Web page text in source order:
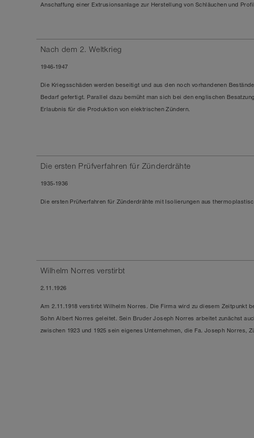
Anschaffung einer Extrusionsanlage zur Herstellung von Schläuchen und
Nach dem 2. Weltkrieg
1946-1947
Die Kriegsschäden werden beseitigt und aus den noch vorhandenen
Bedarf gefertigt. Parallel dazu bemüht man sich bei den englischen
Erlaubnis für die Produktion von elektrischen Zündern.
Die ersten Prüfverfahren für Zünderdrähte
1935-1936
Die ersten Prüfverfahren für Zünderdrähte mit Isolierungen aus
Wilhelm Norres verstirbt
2.11.1926
Am2.11.1918 verstirbt Wilhelm Norres. Die Firma wird zu diesem Zeitpunkt
Sohn Albert Norres geleitet. Sein BruderJoseph Norres arbeitet zunächst
zwischen 1923 und 1925 sein eigenes Unternehmen, die Fa. Joseph Norres,